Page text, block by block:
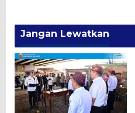
Jangan Lewatkan